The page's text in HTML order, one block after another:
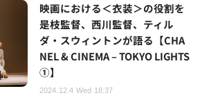
映画における＜衣装＞の役割を
是枝監督、西川監督、ティル
ダ・スウィントンが語る【CHA
NEL & CINEMA – TOKYO LIGHTS
①】
2024.12.4 Wed 18:37